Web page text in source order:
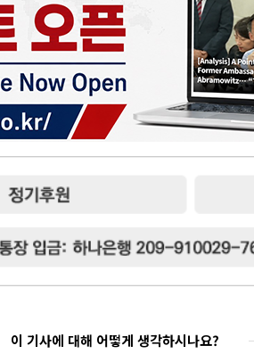
이 기사에 대해 어떻게 생각하시나요?